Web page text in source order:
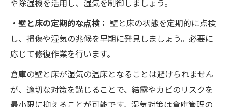
や除湿機を活用し、湿気を制御しましょう。
・壁と床の定期的な点検： 壁と床の状態を定期的に点検
し、損傷や湿気の兆候を早期に発見しましょう。必要に
応じて修復作業を行います。
倉庫の壁と床が湿気の温床となることは避けられません
が、適切な対策を講じることで、結露やカビのリスクを
最小限に抑えることが可能です。湿気対策は倉庫管理の